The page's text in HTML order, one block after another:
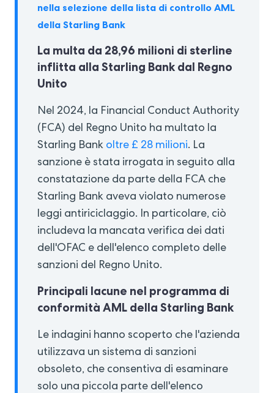
nella selezione della lista di controllo AML
della Starling Bank
La multa da 28,96 milioni di sterline
inflitta alla Starling Bank dal Regno
Unito
Nel 2024, la Financial Conduct Authority
(FCA) del Regno Unito ha multato la
Starling Bank oltre £ 28 milioni. La
sanzione è stata irrogata in seguito alla
constatazione da parte della FCA che
Starling Bank aveva violato numerose
leggi antiriciclaggio. In particolare, ciò
includeva la mancata verifica dei dati
dell'OFAC e dell'elenco completo delle
sanzioni del Regno Unito.
Principali lacune nel programma di
conformità AML della Starling Bank
Le indagini hanno scoperto che l'azienda
utilizzava un sistema di sanzioni
obsoleto, che consentiva di esaminare
solo una piccola parte dell'elenco